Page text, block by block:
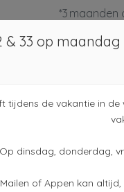
*3 maanden
*Minimaal 6
& 33 op
tijdens de vakantie in
Op dinsdag, donderdag,
Mailen of Appen kan